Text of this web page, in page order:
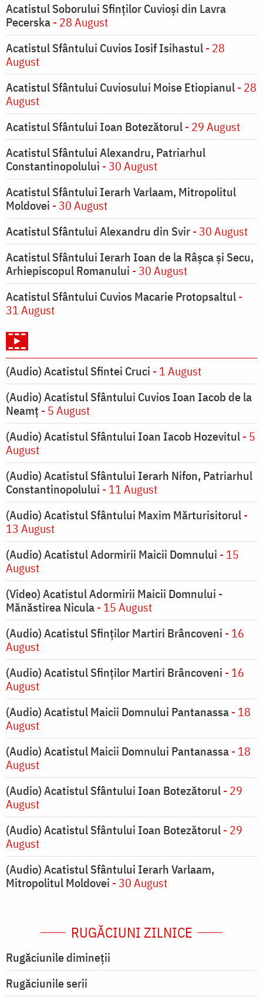
Acatistul Soborului Sfinților Cuvioși din Lavra
Pecerska- 28 August
Acatistul Sfântului Cuvios Iosif Isihastul- 28
August
Acatistul Sfântului Cuviosului Moise Etiopianul- 28
August
Acatistul Sfântului Ioan Botezătorul- 29 August
Acatistul Sfântului Alexandru, Patriarhul
Constantinopolului - 30 August
Acatistul Sfântului Ierarh Varlaam, Mitropolitul
Moldovei - 30 August
Acatistul Sfântului Alexandru din Svir- 30 August
Acatistul Sfântului Ierarh Ioan de la Râşca şi Secu,
Arhiepiscopul Romanului - 30 August
Acatistul Sfântului Cuvios Macarie Protopsaltul-
31 August
(Audio) Acatistul Sfintei Cruci - 1 August
(Audio) Acatistul Sfântului Cuvios Ioan Iacob de la
Neamț - 5 August
(Audio) Acatistul Sfântului Ioan Iacob Hozevitul- 5
August
(Audio) Acatistul Sfântului Ierarh Nifon, Patriarhul
Constantinopolului - 11 August
(Audio) Acatistul Sfântului Maxim Mărturisitorul-
13 August
(Audio) Acatistul Adormirii Maicii Domnului - 15
August
(Video) Acatistul Adormirii Maicii Domnului -
Mănăstirea Nicula- 15 August
(Audio) Acatistul Sfinților Martiri Brâncoveni - 16
August
(Audio) Acatistul Sfinților Martiri Brâncoveni - 16
August
(Audio) Acatistul Maicii Domnului Pantanassa- 18
August
(Audio) Acatistul Maicii Domnului Pantanassa- 18
August
(Audio) Acatistul Sfântului Ioan Botezătorul- 29
August
(Audio) Acatistul Sfântului Ioan Botezătorul- 29
August
(Audio) Acatistul Sfântului Ierarh Varlaam,
Mitropolitul Moldovei - 30 August
RUGĂCIUNI ZILNICE
Rugăciunile dimineții
Rugăciunile serii